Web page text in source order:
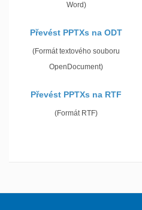
Word)
Převést PPTXs na ODT
(Formát textového souboru
OpenDocument)
Převést PPTXs na RTF
(Formát RTF)